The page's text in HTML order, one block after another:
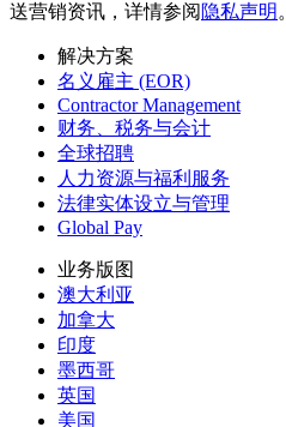
送营销资讯，详情参阅 隐私声明
解决方案
名义雇主 (EOR)
Contractor Management
财务、税务与会计
全球招聘
人力资源与福利服务
法律实体设立与管理
Global Pay
业务版图
澳大利亚
加拿大
印度
墨西哥
英国
美国